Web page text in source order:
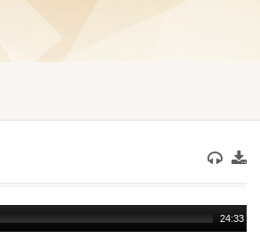
24:33